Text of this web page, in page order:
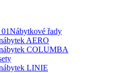
Nábytkové řady
AERO
COLUMBA
LINIE